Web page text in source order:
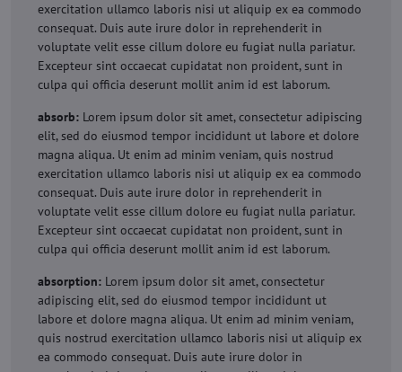
exercitation ullamco laboris nisi ut aliquip ex ea commodo
consequat. Duis aute irure dolor in reprehenderit in
voluptate velit esse cillum dolore eu fugiat nulla pariatur.
Excepteur sint occaecat cupidatat non proident, sunt in
culpa qui officia deserunt mollit anim id est laborum.
absorb: Lorem ipsum dolor sit amet, consectetur adipiscing
elit, sed do eiusmod tempor incididunt ut labore et dolore
magna aliqua. Ut enim ad minim veniam, quis nostrud
exercitation ullamco laboris nisi ut aliquip ex ea commodo
consequat. Duis aute irure dolor in reprehenderit in
voluptate velit esse cillum dolore eu fugiat nulla pariatur.
Excepteur sint occaecat cupidatat non proident, sunt in
culpa qui officia deserunt mollit anim id est laborum.
absorption: Lorem ipsum dolor sit amet, consectetur
adipiscing elit, sed do eiusmod tempor incididunt ut
labore et dolore magna aliqua. Ut enim ad minim veniam,
quis nostrud exercitation ullamco laboris nisi ut aliquip ex
ea commodo consequat. Duis aute irure dolor in